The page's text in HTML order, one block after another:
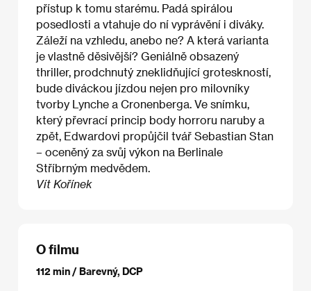
přístup k tomu starému. Padá spirálou
posedlosti a vtahuje do ní vyprávění i diváky.
Záleží na vzhledu, anebo ne? A která varianta
je vlastně děsivější? Geniálně obsazený
thriller, prodchnutý zneklidňující groteskností,
bude diváckou jízdou nejen pro milovníky
tvorby Lynche a Cronenberga. Ve snímku,
který převrací princip body horroru naruby a
zpět, Edwardovi propůjčil tvář Sebastian Stan
– oceněný za svůj výkon na Berlinale
Stříbrným medvědem.
Vít Kořínek
O filmu
112 min / Barevný, DCP